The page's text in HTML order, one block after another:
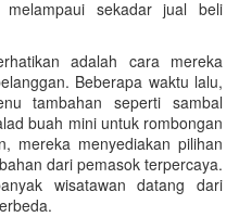
sekadar jual beli
adalah cara mereka
Beberapa waktu lalu,
tambahan seperti sambal
buah mini untuk rombongan
mereka menyediakan pilihan
dari pemasok terpercaya.
wisatawan datang dari